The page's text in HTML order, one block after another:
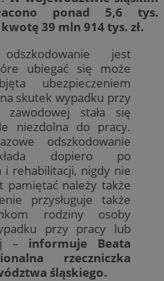
ponad 5,6 tys.
39 mln 914 tys. zł.
jest
ubiegać się może
ubezpieczeniem
skutek wypadku przy
stała się
niezdolna do pracy.
odszkodowanie
dopiero po
i rehabilitacji, nigdy nie
pamiętać należy także
przysługuje także
rodziny osoby
przy pracy lub
– informuje Beata
rzeczniczka
śląskiego.